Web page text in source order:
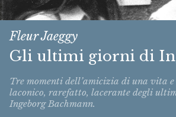
Fleur Jaeggy
Gli ultimi giorni di
Tre momenti dell’amicizia di una vita
laconico, rarefatto, lacerante degli
Ingeborg Bachmann.